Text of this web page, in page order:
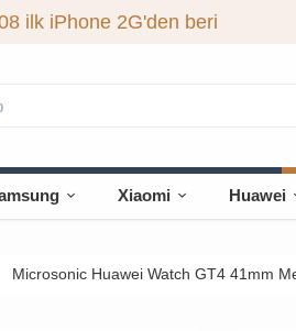
ilk iPhone 2G'den beri
Xiaomi Huawei
Microsonic Huawei Watch GT4 41mm